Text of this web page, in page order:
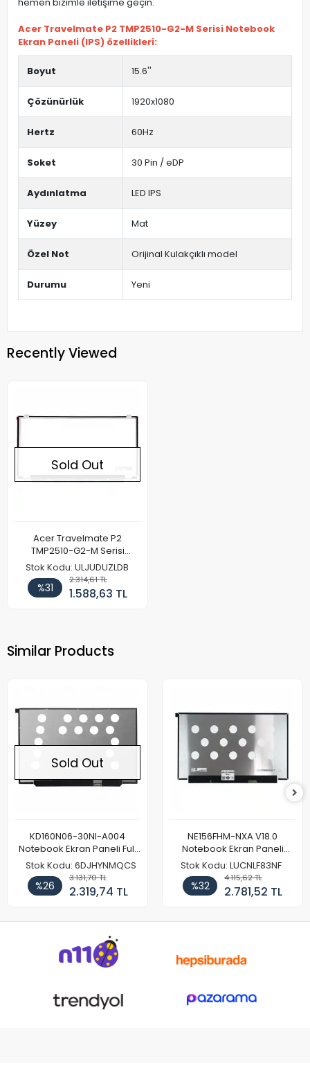
Acer Travelmate P2 TMP2510-G2-M Serisi Notebook
Ekran Paneli (IPS) özellikleri:
Boyut 15.6''
Çözünürlük 1920x1080
Hertz 60Hz
Soket 30 Pin / eDP
Aydınlatma LED IPS
Yüzey Mat
Özel Not Orijinal Kulakçıklı model
Durumu Yeni
Recently Viewed
Sold Out
Acer Travelmate P2
TMP2510-G2-M Serisi
Notebook Ekran Paneli (IPS)
Stok Kodu: ULJUDUZLDB
%31
2.314,61 TL
1.588,63 TL
Similar Products
Sold Out
KD160N06-30NI-A004
Notebook Ekran Paneli Full
HD
Stok Kodu: 6DJHYNMQCS
%26
3.131,70 TL
2.319,74 TL
NE156FHM-NXA V18.0
Notebook Ekran Paneli
144Hz
Stok Kodu: LUCNLF83NF
%32
4.115,62 TL
2.781,52 TL